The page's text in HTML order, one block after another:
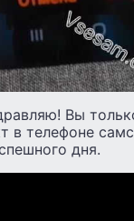
Вы
в телефоне
дня.